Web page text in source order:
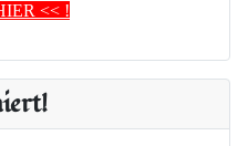
<< !